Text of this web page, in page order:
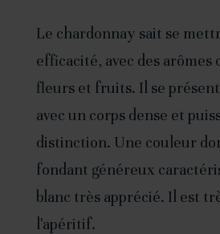
2023
-
50cl
Le chardonnay sait se
efficacité, avec des arômes
fleurs et fruits. Il se
avec un corps dense et
distinction. Une couleur
fondant généreux
blanc très apprécié. Il est
l'apéritif.